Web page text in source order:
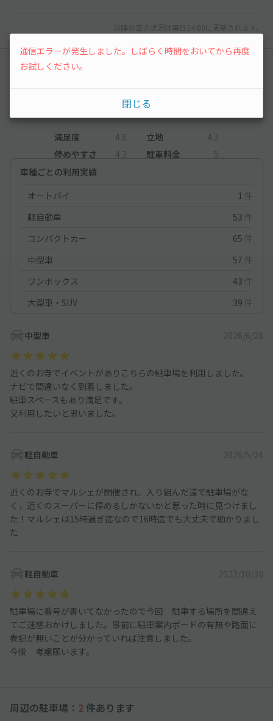
以降の空き状況は毎日24:00に更新されます。
レビュー
満足度 4.8 立地
4.3
停めやすさ
4.3 駐車料金
5
車種ごとの利用実績
オートバイ
1 件
軽自動車
53 件
コンパクトカー
65 件
中型車
57 件
ワンボックス
43 件
大型車・SUV
39 件
中型車 2026/6/28
近くのお寺でイベントがありこちらの駐車場を利用しました。
ナビで間違いなく到着しました。
駐車スペースもあり満足です。
又利用したいと思いました。
軽自動車 2026/5/24
近くのお寺でマルシェが開催され、入り組んだ道で駐車場がな
く，近くのスーパーに停めるしかないかと思った時に見つけまし
た！マルシェは15時過ぎ迄なので16時迄でも大丈夫で助かりまし
た
軽自動車 2022/10/30
駐車場に番号が書いてなかったので今回 駐車する場所を間違え
てご迷惑おかけしました。事前に駐車案内ボードの有無や路面に
表記が無いことが分かっていれば注意しました。
今後 考慮願います。
周辺の駐車場： 2 件あります
通信エラーが発生しました。しばらく時間をおいてから再度
お試しください。
閉じる